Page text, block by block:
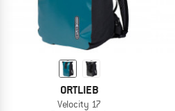
ORTLIEB
Velocity 17